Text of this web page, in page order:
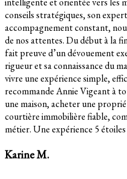
conseils stratégiques, son
accompagnement constant,
de nos attentes. Du début à la
fait preuve d’un dévouement
rigueur et sa connaissance du
vivre une expérience simple,
recommande Annie Vigeant à
une maison, acheter une
courtière immobilière fiable,
métier. Une expérience 5
Karine M.